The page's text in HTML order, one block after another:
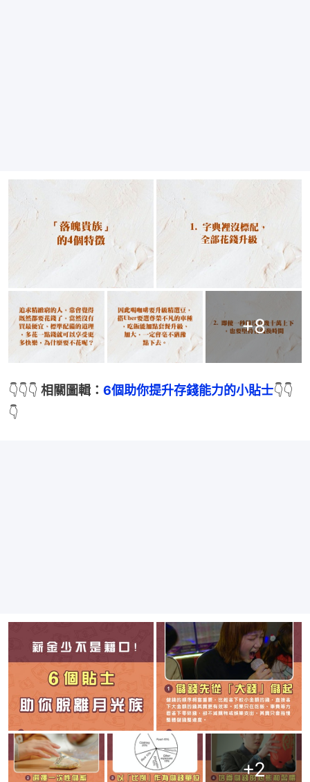
+8
👇👇👇 相關圖輯： 6個助你提升存錢能力的小貼士👇👇
👇
+2